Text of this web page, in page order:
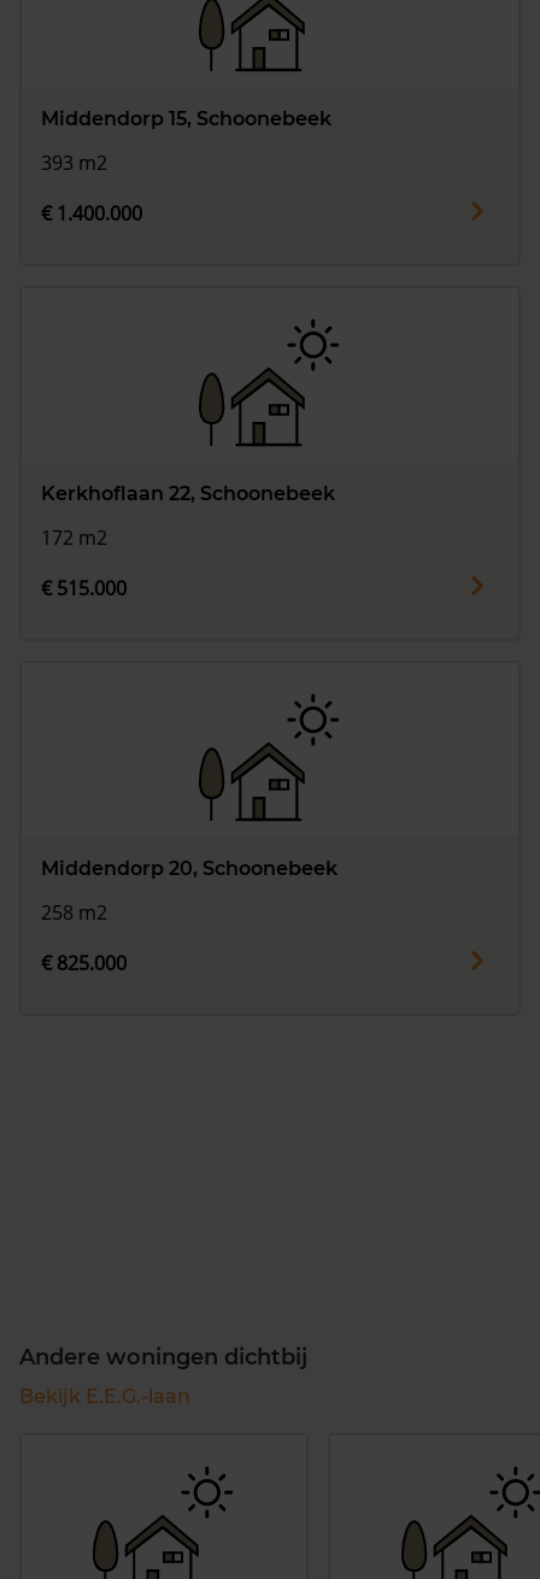
Middendorp 15, Schoonebeek
393 m2
€ 1.400.000
Kerkhoflaan 22, Schoonebeek
172 m2
€ 515.000
Middendorp 20, Schoonebeek
258 m2
€ 825.000
Andere woningen dichtbij
Bekijk E.E.G.-laan